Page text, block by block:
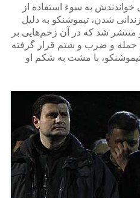
به سوء استفاده از
شدن، تیموشنکو به دلیل
شد که در آن زخم‌هایی بر
اردیبهشت ۱۳۹۱ در زندان مورد حمله و ضرب و شتم قرار گرفته
با مشت به شکم او